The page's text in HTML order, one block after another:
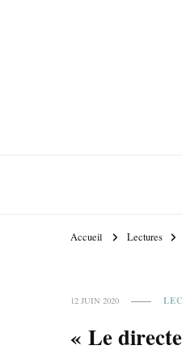
Accueil Lectures
12 JUIN 2020
« Le